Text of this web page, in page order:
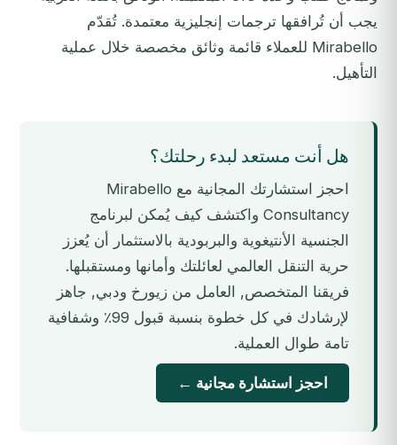
يجب أن تُرافقها ترجمات إنجليزية معتمدة. تُقدّم
Mirabello للعملاء قائمة وثائق مخصصة خلال عملية
التأهيل.
هل أنت مستعد لبدء رحلتك؟
احجز استشارتك المجانية مع Mirabello
Consultancy واكتشف كيف يُمكن لبرنامج
الجنسية الأنتيغوية والبربودية بالاستثمار أن يُعزز
حرية التنقل العالمي لعائلتك وأمانها ومستقبلها.
فريقنا المتخصص, العامل من زيورخ ودبي, جاهز
لإرشادك في كل خطوة بنسبة قبول 99٪ وشفافية
تامة طوال العملية.
احجز استشارة مجانية ←